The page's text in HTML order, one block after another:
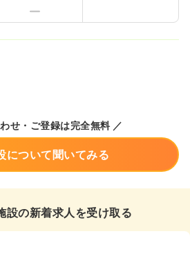
せ・ご登録は完全無料 ／
について聞いてみる
設の新着求人を受け取る